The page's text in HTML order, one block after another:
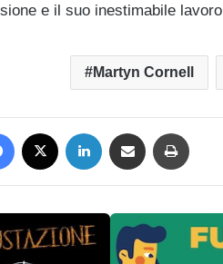
e il suo inestimabile
Martyn Cornell
Facebook LinkedIn Condividi via mail